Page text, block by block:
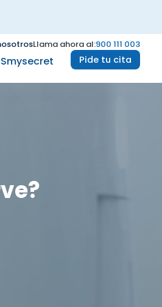
Llama ahora al:900 111 003
Smysecret Pide tu cita